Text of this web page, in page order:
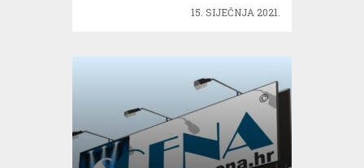
15. SIJEČNJA 2021.